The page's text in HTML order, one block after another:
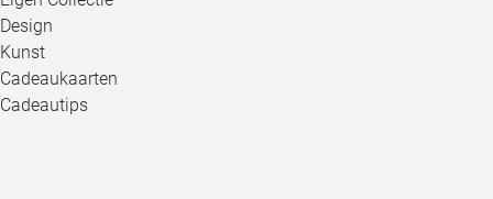
Design
Kunst
Cadeaukaarten
Cadeautips